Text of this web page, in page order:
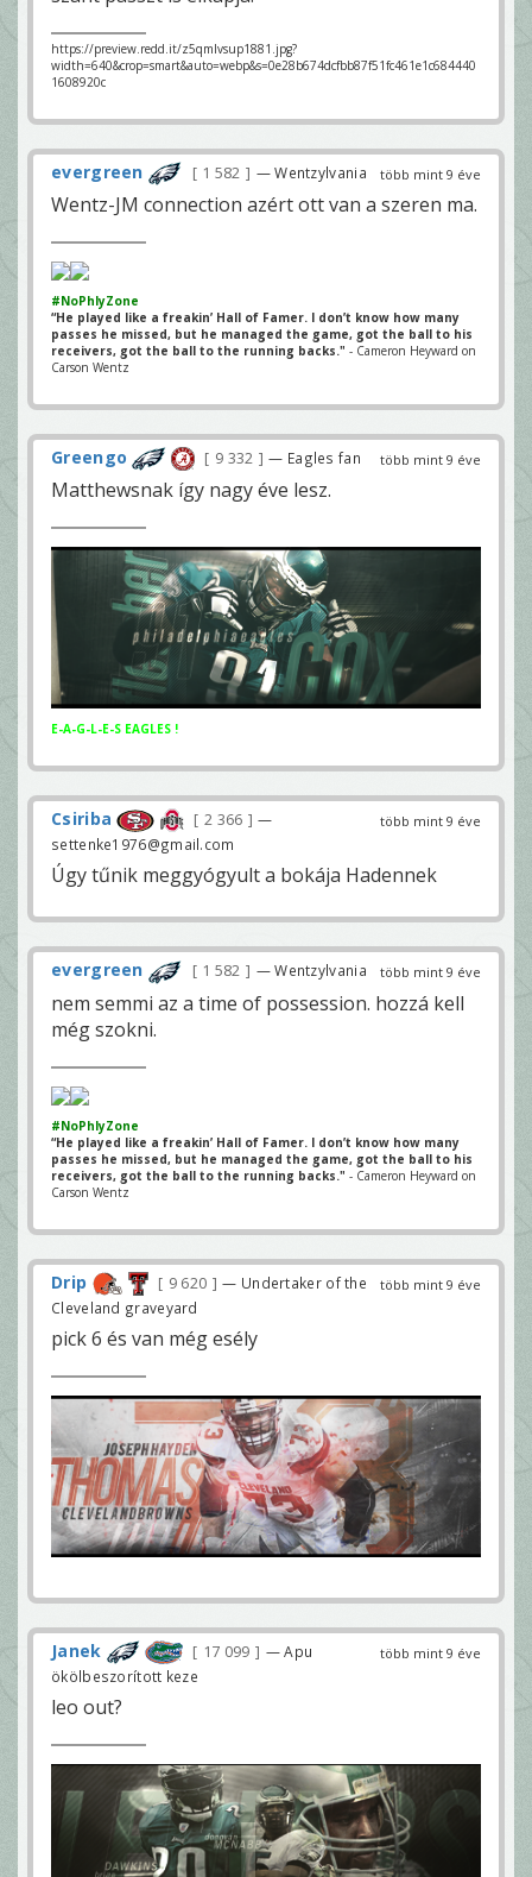
https://preview.redd.it/z5qmlvsup1881.jpg?
width=640&crop=smart&auto=webp&s=0e28b674dcfbb87f51fc461e1c684440
1608920c
több mint 9 éve
evergreen 1 582 — Wentzylvania
Wentz-JM connection azért ott van a szeren ma.
#NoPhlyZone
“He played like a freakin’ Hall of Famer. I don’t know how many
passes he missed, but he managed the game, got the ball to his
receivers, got the ball to the running backs." - Cameron Heyward on
Carson Wentz
több mint 9 éve
Greengo 9 332 — Eagles fan
Matthewsnak így nagy éve lesz.
E-A-G-L-E-S EAGLES !
több mint 9 éve
Csiriba 2 366
—
settenke1976@gmail.com
Úgy tűnik meggyógyult a bokája Hadennek
több mint 9 éve
evergreen 1 582 — Wentzylvania
nem semmi az a time of possession. hozzá kell
még szokni.
#NoPhlyZone
“He played like a freakin’ Hall of Famer. I don’t know how many
passes he missed, but he managed the game, got the ball to his
receivers, got the ball to the running backs." - Cameron Heyward on
Carson Wentz
több mint 9 éve
Drip 9 620
— Undertaker of the
Cleveland graveyard
pick 6 és van még esély
több mint 9 éve
Janek 17 099
— Apu
ökölbeszorított keze
leo out?